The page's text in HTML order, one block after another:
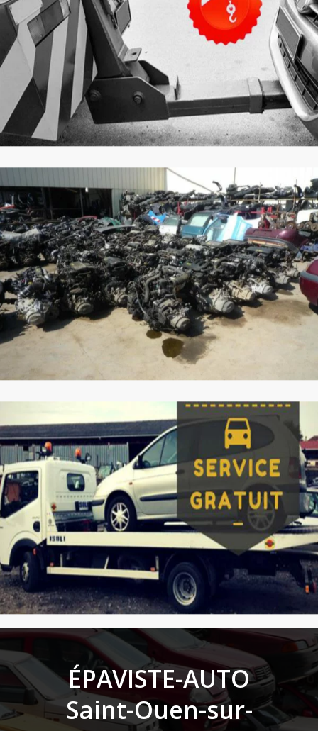
ÉPAVISTE-AUTO
Saint-Ouen-sur-